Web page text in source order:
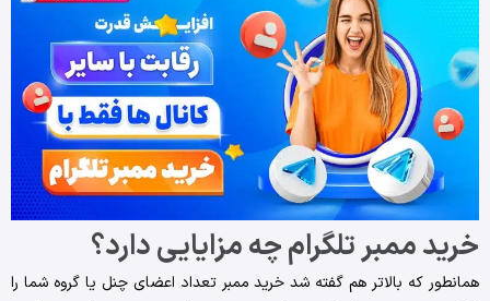
خرید ممبر تلگرام چه مزایایی دارد؟
همانطور که بالاتر هم گفته شد خرید ممبر تعداد اعضای چنل یا گروه شما را